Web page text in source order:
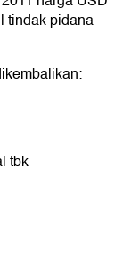
tindak pidana
tbk